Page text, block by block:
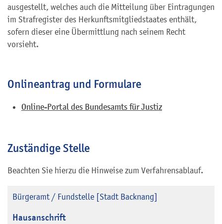
ausgestellt, welches auch die Mitteilung über Eintragungen
im Strafregister des Herkunftsmitgliedstaates enthält,
sofern dieser eine Übermittlung nach seinem Recht
vorsieht.
Onlineantrag und Formulare
Online-Portal des Bundesamts für Justiz
Zuständige Stelle
Beachten Sie hierzu die Hinweise zum Verfahrensablauf.
Bürgeramt / Fundstelle [Stadt Backnang]
Hausanschrift